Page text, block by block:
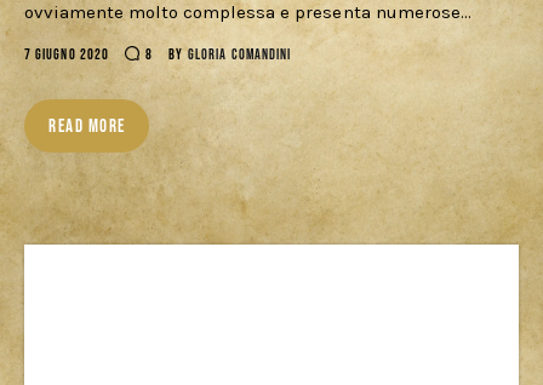
ovviamente molto complessa e presenta numerose…
7 GIUGNO 2020 8 BY GLORIA COMANDINI
READ MORE